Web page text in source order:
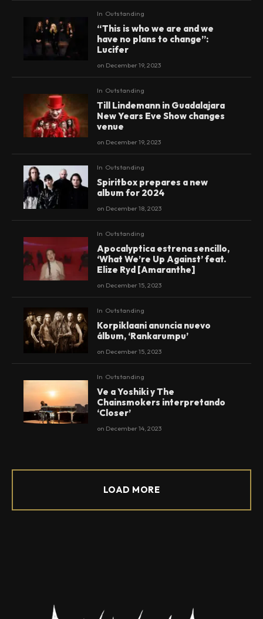
In Outstanding
“This is who we are and we
have no plans to change”:
Lucifer
on December 19, 2023
In Outstanding
Till Lindemann in Guadalajara
New Years Eve Show changes
venue
on December 19, 2023
In Outstanding
Spiritbox prepares a new
album for 2024
on December 18, 2023
In Outstanding
Apocalyptica estrena sencillo,
‘What We’re Up Against’ feat.
Elize Ryd [Amaranthe]
on December 15, 2023
In Outstanding
Korpiklaani anuncia nuevo
álbum, ‘Rankarumpu’
on December 15, 2023
In Outstanding
Ve a Yoshiki y The
Chainsmokers interpretando
‘Closer’
on December 14, 2023
LOAD MORE